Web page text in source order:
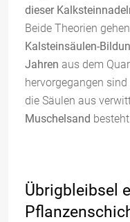
dieser
Beide Theorien
Kalsteinsäulen-
Jahren aus dem
hervorgegangen
die Säulen aus
Muschelsand besteht.
Übrigbleibsel